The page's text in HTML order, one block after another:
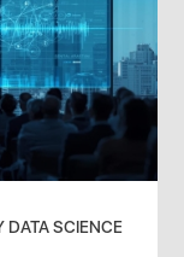
DATA SCIENCE